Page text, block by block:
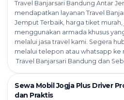
Travel Banjarsari Bandung Antar
mendapatkan layanan Travel
Jemput Terbaik, harga tiket murah,
menggunakan armada khusus
melalui jasa travel kami. Segera
melalui telepon atau whatsapp ke
Travel Banjarsari Bandung dan
Sewa Mobil Jogja Plus Driver
dan Praktis